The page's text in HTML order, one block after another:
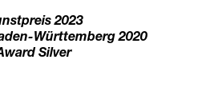
2023
Württemberg 2020
Silver